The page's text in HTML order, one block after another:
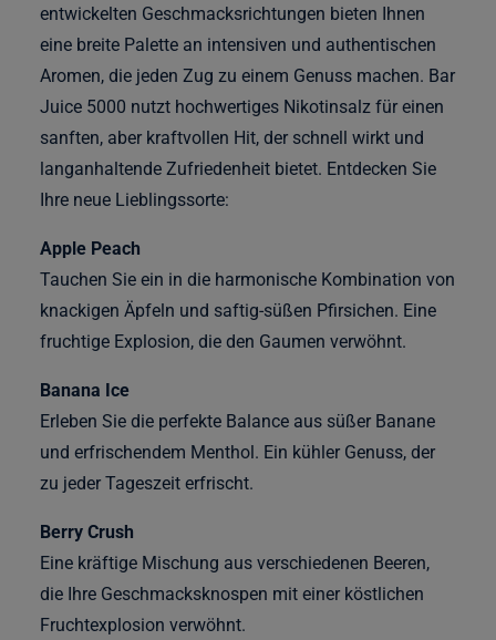
entwickelten Geschmacksrichtungen bieten Ihnen
eine breite Palette an intensiven und authentischen
Aromen, die jeden Zug zu einem Genuss machen. Bar
Juice 5000 nutzt hochwertiges Nikotinsalz für einen
sanften, aber kraftvollen Hit, der schnell wirkt und
langanhaltende Zufriedenheit bietet. Entdecken Sie
Ihre neue Lieblingssorte:
Apple Peach
Tauchen Sie ein in die harmonische Kombination von
knackigen Äpfeln und saftig-süßen Pfirsichen. Eine
fruchtige Explosion, die den Gaumen verwöhnt.
Banana Ice
Erleben Sie die perfekte Balance aus süßer Banane
und erfrischendem Menthol. Ein kühler Genuss, der
zu jeder Tageszeit erfrischt.
Berry Crush
Eine kräftige Mischung aus verschiedenen Beeren,
die Ihre Geschmacksknospen mit einer köstlichen
Fruchtexplosion verwöhnt.